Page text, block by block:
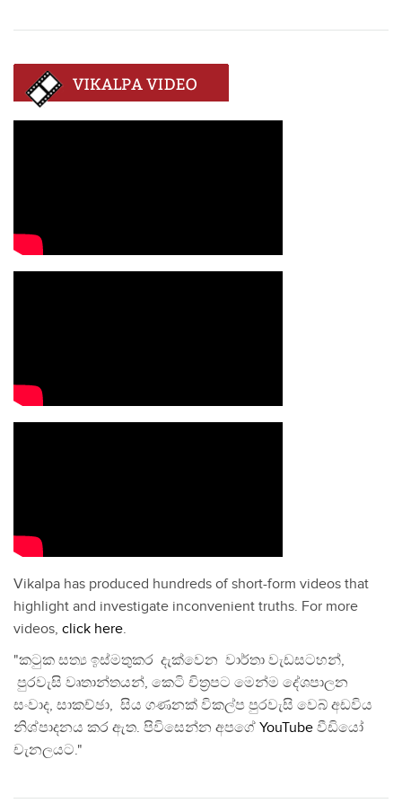
Vikalpa has produced hundreds of short-form videos that
highlight and investigate inconvenient truths. For more
videos, click here.
"කටුක සත්‍ය ඉස්මතුකර දැක්වෙන වාර්තා වැඩසටහන්,
පුරවැසි වෘතාන්තයන්, කෙටි චිත්‍රපට මෙන්ම දේශපාලන
සංවාද, සාකච්ඡා, සිය ගණනක් විකල්ප පුරවැසි වෙබ් අඩවිය
නිශ්පාදනය කර ඇත. පිවිසෙන්න අපගේ YouTube වීඩියෝ
චැනලයට."